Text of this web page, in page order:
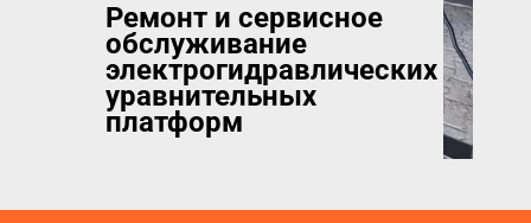
Ремонт и сервисное
обслуживание
электрогидравлических
уравнительных
платформ